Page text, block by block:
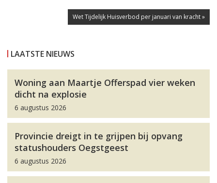
Wet Tijdelijk Huisverbod per januari van kracht »
LAATSTE NIEUWS
Woning aan Maartje Offerspad vier weken
dicht na explosie
6 augustus 2026
Provincie dreigt in te grijpen bij opvang
statushouders Oegstgeest
6 augustus 2026